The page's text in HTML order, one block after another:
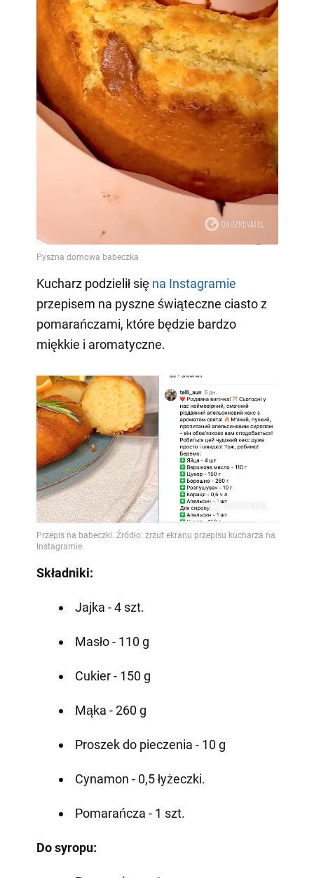
Kucharz podzielił się na Instagramie
przepisem na pyszne świąteczne ciasto z
pomarańczami, które będzie bardzo
miękkie i aromatyczne.
Składniki:
Jajka - 4 szt.
Masło - 110 g
Cukier - 150 g
Mąka - 260 g
Proszek do pieczenia - 10 g
Cynamon - 0,5 łyżeczki.
Pomarańcza - 1 szt.
Do syropu: